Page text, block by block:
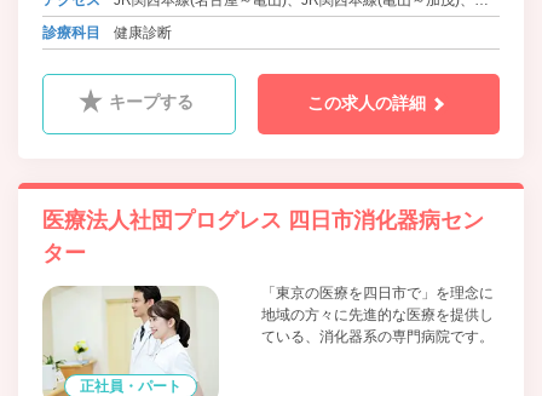
鉄名古屋線、養老鉄道養老線 桑名駅 徒歩5分
診療科目 健康診断
キープする この求人の詳細
医療法人社団プログレス 四日市消化器病セン
ター
正社員・パート
「東京の医療を四日市で」を理念に
地域の方々に先進的な医療を提供し
ている、消化器系の専門病院です。